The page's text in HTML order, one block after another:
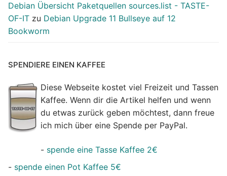
Debian Übersicht Paketquellen sources.list - TASTE-
OF-IT zu Debian Upgrade 11 Bullseye auf 12
Bookworm
SPENDIERE EINEN KAFFEE
Diese Webseite kostet viel Freizeit und Tassen
Kaffee. Wenn dir die Artikel helfen und wenn
du etwas zurück geben möchtest, dann freue
ich mich über eine Spende per PayPal.
- spende eine Tasse Kaffee 2€
- spende einen Pot Kaffee 5€